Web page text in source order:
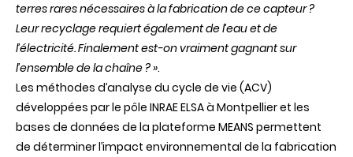
terres rares nécessaires à la fabrication de ce capteur ?
Leur recyclage requiert également de l’eau et de
l’électricité. Finalement est-on vraiment gagnant sur
l’ensemble de la chaîne ? ».
Les méthodes d’analyse du cycle de vie (ACV)
développées par le pôle INRAE ELSA à Montpellier et les
bases de données de la plateforme MEANS permettent
de déterminer l’impact environnemental de la fabrication